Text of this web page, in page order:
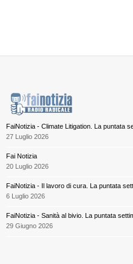
FaiNotizia - Climate Litigation. La puntata
27 Luglio 2026
Fai Notizia
20 Luglio 2026
FaiNotizia - Il lavoro di cura. La puntata
6 Luglio 2026
FaiNotizia - Sanità al bivio. La puntata
29 Giugno 2026